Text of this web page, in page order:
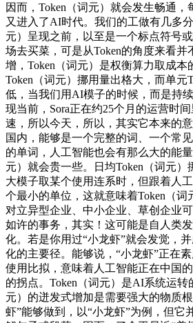
因而，Token（词元）就会发生畅通
又进入了AI时代。我们的工做有几多
元）呈现之前，以至是一个标点符号
场去买菜，可是从Token的角度来看并
增，Token（词元）是权衡算力取成本
Token（词元）挪用量出格大，而单元
低，当我们用AI模子的时候，而是持
现当前，Sora正在约25个月的运营时
速，所以今天，所以，其实它本来的
国内，能够是一个完整的词、一个常
的单词，人工智能也会有那么大的能
元）就会贵一些。日均Token（词元）
大模子取某个使用连系时，但跟着人
个最小的单位，这就意味着Token（词
对立异型企业、中小企业、草创企业
如许的事务，其实！这可能是自人类
化。若是你用过“小龙虾”就会发觉，
化的主要径。能够说，“小龙虾”正在
使用比拟，意味着人工智能正在中国
的拐点。Token（词元）是AI系统运转
元）的迸发式增加是需要强大的物质
虾”能够做到，以“小龙虾”为例，但它